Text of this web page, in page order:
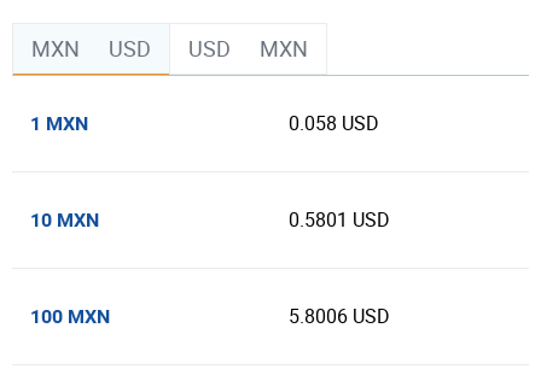
MXN USD USD MXN
1 MXN 0.058 USD
10 MXN 0.5801 USD
100 MXN 5.8006 USD